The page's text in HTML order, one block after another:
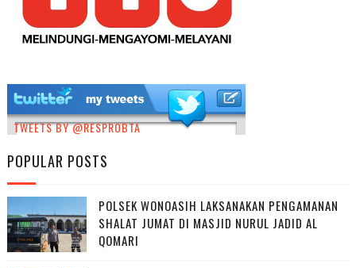
TWEETS BY @RESPROBTA
POPULAR POSTS
POLSEK WONOASIH LAKSANAKAN PENGAMANAN
SHALAT JUMAT DI MASJID NURUL JADID AL
QOMARI